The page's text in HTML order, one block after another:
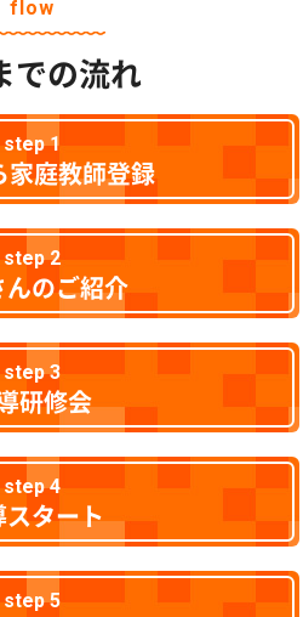
flow
での流れ
step 1
家庭教師登録
step 2
んのご紹介
step 3
研修会
step 4
スタート
step 5